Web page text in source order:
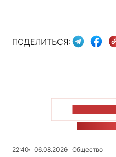
ПОДЕЛИТЬСЯ:
22:40 06.08.2026
Общество